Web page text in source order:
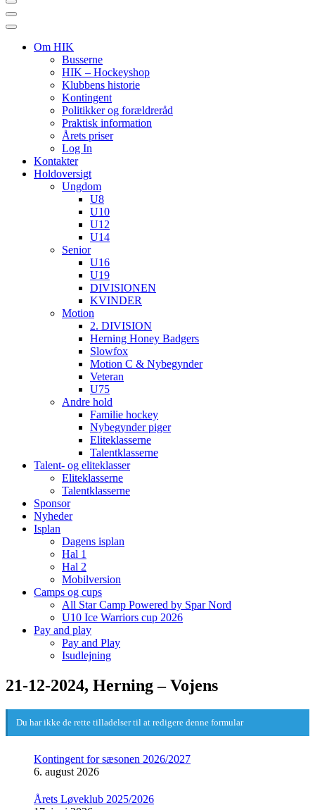
Navigation
menu
Navigation
menu
Om HIK
Busserne
HIK – Hockeyshop
Klubbens historie
Kontingent
Politikker og forældreråd
Praktisk information
Årets priser
Log In
Kontakter
Holdoversigt
Ungdom
U8
U10
U12
U14
Senior
U16
U19
DIVISIONEN
KVINDER
Motion
2. DIVISION
Herning Honey Badgers
Slowfox
Motion C & Nybegynder
Veteran
U75
Andre hold
Familie hockey
Nybegynder piger
Eliteklasserne
Talentklasserne
Talent- og eliteklasser
Eliteklasserne
Talentklasserne
Sponsor
Nyheder
Isplan
Dagens isplan
Hal 1
Hal 2
Mobilversion
Camps og cups
All Star Camp Powered by Spar Nord
U10 Ice Warriors cup 2026
Pay and play
Pay and Play
Isudlejning
21-12-2024, Herning – Vojens
Du har ikke de rette tilladelser til at redigere denne formular
Kontingent for sæsonen 2026/2027
6. august 2026
Årets Løveklub 2025/2026